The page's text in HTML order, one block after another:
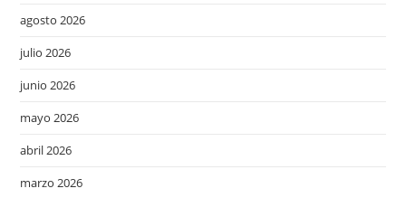
agosto 2026
julio 2026
junio 2026
mayo 2026
abril 2026
marzo 2026